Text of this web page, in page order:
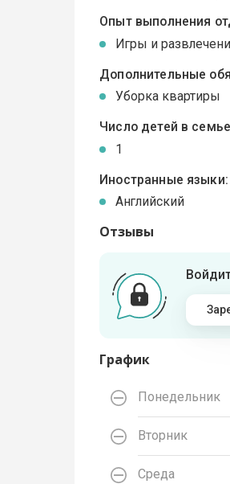
Опыт выполнения
Игры и
Дополнительные
Уборка квартиры
Число детей в
1
Иностранные языки:
Английский
Отзывы
График
Понедельник
Вторник
Среда